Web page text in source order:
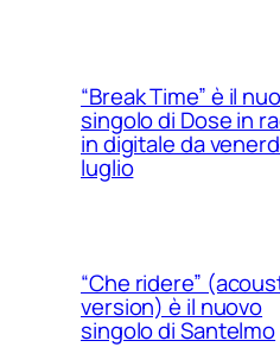
“Break Time” è il
singolo di Dose in
in digitale da
luglio
“Che ridere”
version) è il nuovo
singolo di Santelmo